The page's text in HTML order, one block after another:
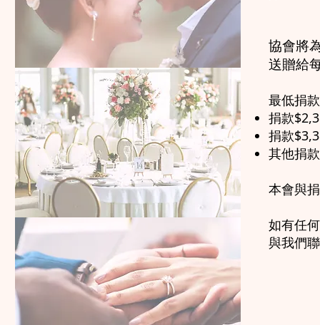
協會將
送贈給
最低捐
捐款
捐款
其他捐
本會與
如有任
與我們